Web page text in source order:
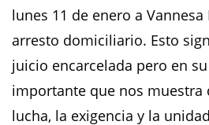
lunes 11 de enero a
arresto domiciliario. Esto
juicio encarcelada pero en
importante que nos muestra
lucha, la exigencia y la